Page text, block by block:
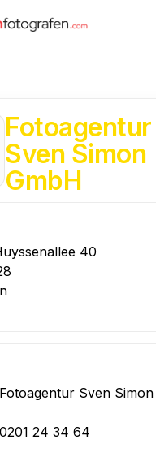
Fotoagentur
Sven Simon
GmbH
40
Fotoagentur Sven Simon
0201 24 34 64